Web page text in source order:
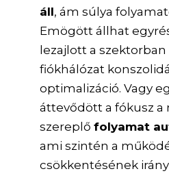
áll, ám súlya
Emögött állhat
lezajlott a szektorban
fiókhálózat
optimalizáció. Vagy
áttevődött a fókusz a
szereplő folyamat
ami szintén a
csökkentésének